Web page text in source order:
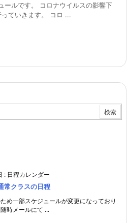
ールです。 コロナウイルスの影響下
ていきます。 コロ ...
: 日程カレンダー
常クラスの日程
め一部スケジュールが変更になっており
時メールにて ...